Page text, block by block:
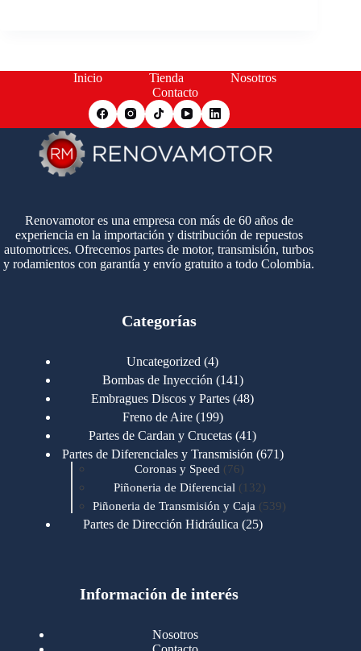
Inicio Tienda
Nosotros
Contacto
Renovamotor es una empresa con más de 60 años de
experiencia en la importación y distribución de repuestos
automotrices. Ofrecemos partes de motor, transmisión, turbos
y rodamientos con garantía y envío gratuito a todo Colombia.
Categorías
Uncategorized 44
productos
Bombas de Inyección 141141
productos
Embragues Discos y Partes 4848
Freno de Aire 199199
productos
Partes de Cardan y Crucetas 4141
productos
Partes de Diferenciales y Transmisión 671671
Coronas y Speed 7676
productos
Piñoneria de Diferencial 132 132
productos
Piñoneria de Transmisión y Caja 539539
Partes de Dirección Hidráulica 2525
Motores Cummins 723
Cummins B/C 855
Información de interés
Nosotros